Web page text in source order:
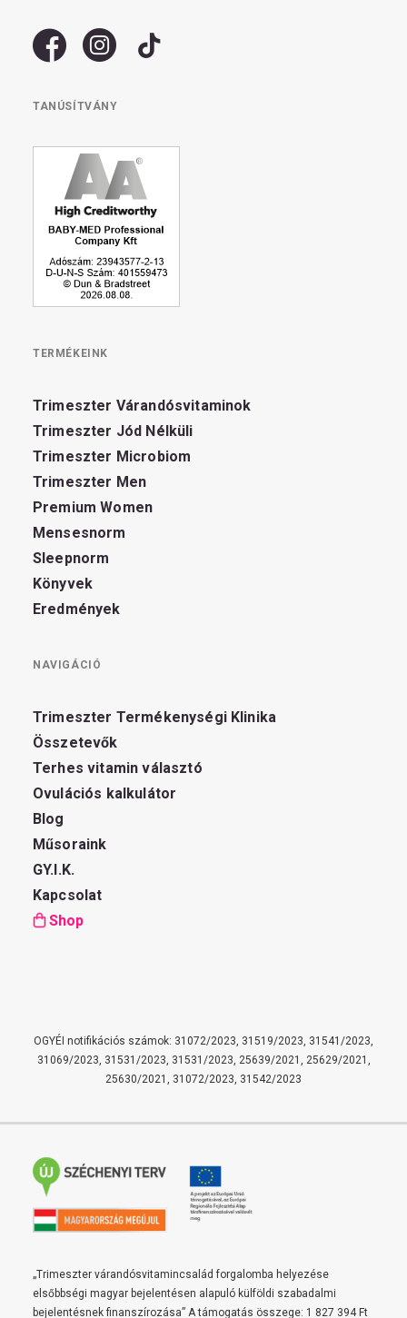
TANÚSÍTVÁNY
TERMÉKEINK
Trimeszter Várandósvitaminok
Trimeszter Jód Nélküli
Trimeszter Microbiom
Trimeszter Men
Premium Women
Mensesnorm
Sleepnorm
Könyvek
Eredmények
NAVIGÁCIÓ
Trimeszter Termékenységi Klinika
Összetevők
Terhes vitamin választó
Ovulációs kalkulátor
Blog
Műsoraink
GY.I.K.
Kapcsolat
Shop
OGYÉI notifikációs számok: 31072/2023, 31519/2023, 31541/2023,
31069/2023, 31531/2023, 31531/2023, 25639/2021, 25629/2021,
25630/2021, 31072/2023, 31542/2023
„Trimeszter várandósvitamincsalád forgalomba helyezése
elsőbbségi magyar bejelentésen alapuló külföldi szabadalmi
bejelentésnek finanszírozása” A támogatás összege: 1 827 394 Ft